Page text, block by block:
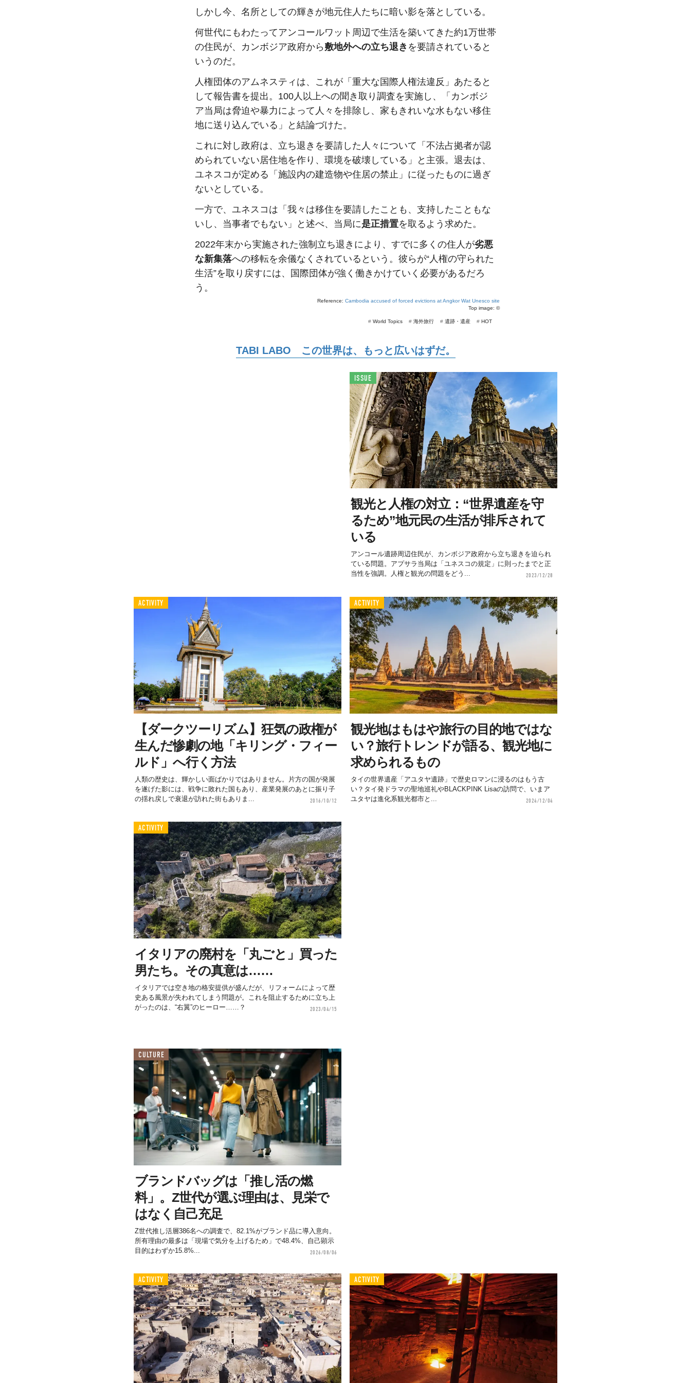
しかし今、名所としての輝きが地元住人たちに暗い影を落としている。
何世代にもわたってアンコールワット周辺で生活を築いてきた約1万世帯
の住民が、カンボジア政府から 敷地外への立ち退き を要請されていると
いうのだ。
人権団体のアムネスティは、これが「重大な国際人権法違反」あたると
して報告書を提出。100人以上への聞き取り調査を実施し、「カンボジ
ア当局は脅迫や暴力によって人々を排除し、家もきれいな水もない移住
地に送り込んでいる」と結論づけた。
これに対し政府は、立ち退きを要請した人々について「不法占拠者が認
められていない居住地を作り、環境を破壊している」と主張。退去は、
ユネスコが定める「施設内の建造物や住居の禁止」に従ったものに過ぎ
ないとしている。
一方で、ユネスコは「我々は移住を要請したことも、支持したこともな
いし、当事者でもない」と述べ、当局に是正措置を取るよう求めた。
2022年末から実施された強制立ち退きにより、すでに多くの住人が劣悪
な新集落への移転を余儀なくされているという。彼らが“人権の守られた
生活”を取り戻すには、国際団体が強く働きかけていく必要があるだろ
う。
Reference: Cambodia accused of forced evictions at Angkor Wat Unesco site
Top image: ©
# HOT
# 遺跡・遺産
# 海外旅行
# World Topics
TABI LABO この世界は、もっと広いはずだ。
ISSUE
観光と人権の対立：“世界遺産を守
るため”地元民の生活が排斥されて
いる
アンコール遺跡周辺住民が、カンボジア政府から立ち退きを迫られ
ている問題。アプサラ当局は「ユネスコの規定」に則ったまでと正
当性を強調。人権と観光の問題をどう...
2023/12/28
ACTIVITY
【ダークツーリズム】狂気の政権が
生んだ惨劇の地「キリング・フィー
ルド」へ行く方法
人類の歴史は、輝かしい面ばかりではありません。片方の国が発展
を遂げた影には、戦争に敗れた国もあり、産業発展のあとに振り子
の揺れ戻しで衰退が訪れた街もありま...
2016/10/12
ACTIVITY
観光地はもはや旅行の目的地ではな
い？旅行トレンドが語る、観光地に
求められるもの
タイの世界遺産「アユタヤ遺跡」で歴史ロマンに浸るのはもう古
い？タイ発ドラマの聖地巡礼やBLACKPINK Lisaの訪問で、いまア
ユタヤは進化系観光都市と...
2024/12/04
ACTIVITY
イタリアの廃村を「丸ごと」買った
男たち。その真意は……
イタリアでは空き地の格安提供が盛んだが、リフォームによって歴
史ある風景が失われてしまう問題が。これを阻止するために立ち上
がったのは、“右翼”のヒーロー……？
2023/04/15
CULTURE
ブランドバッグは「推し活の燃
料」。Z世代が選ぶ理由は、見栄で
はなく自己充足
Z世代推し活層386名への調査で、82.1%がブランド品に導入意向。
所有理由の最多は「現場で気分を上げるため」で48.4%、自己顕示
目的はわずか15.8%...
2026/08/06
ACTIVITY ACTIVITY